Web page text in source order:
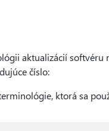
aktualizácií softvéru
číslo:
ktorá sa